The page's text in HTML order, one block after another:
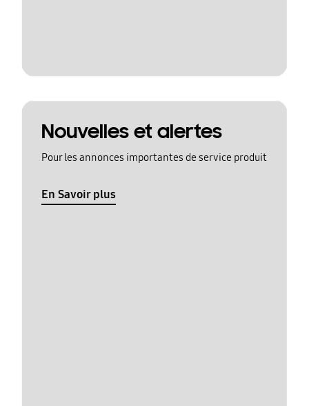
Nouvelles et alertes
Pour les annonces importantes de service produit
En Savoir plus